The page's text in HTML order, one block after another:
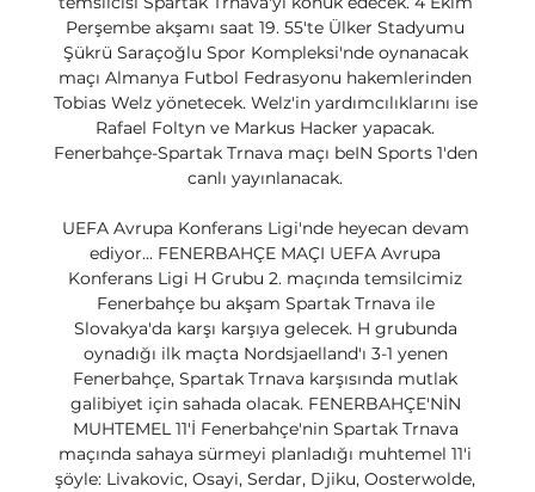
Perşembe akşamı saat 19. 55'te Ülker Stadyumu
Şükrü Saraçoğlu Spor Kompleksi'nde oynanacak
maçı Almanya Futbol Fedrasyonu hakemlerinden
Tobias Welz yönetecek. Welz'in yardımcılıklarını ise
Rafael Foltyn ve Markus Hacker yapacak.
Fenerbahçe-Spartak Trnava maçı beIN Sports 1'den
canlı yayınlanacak.
UEFA Avrupa Konferans Ligi'nde heyecan devam
ediyor... FENERBAHÇE MAÇI UEFA Avrupa
Konferans Ligi H Grubu 2. maçında temsilcimiz
Fenerbahçe bu akşam Spartak Trnava ile
Slovakya'da karşı karşıya gelecek. H grubunda
oynadığı ilk maçta Nordsjaelland'ı 3-1 yenen
Fenerbahçe, Spartak Trnava karşısında mutlak
galibiyet için sahada olacak. FENERBAHÇE'NİN
MUHTEMEL 11'İ Fenerbahçe'nin Spartak Trnava
maçında sahaya sürmeyi planladığı muhtemel 11'i
şöyle: Livakovic, Osayi, Serdar, Djiku, Oosterwolde,